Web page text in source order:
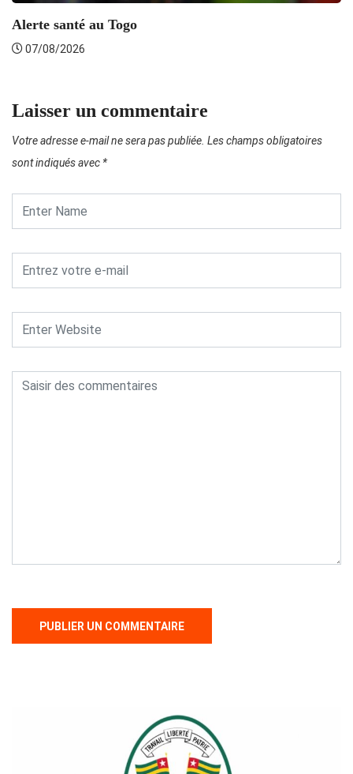
Alerte santé au Togo
07/08/2026
Laisser un commentaire
Votre adresse e-mail ne sera pas publiée. Les champs obligatoires
sont indiqués avec *